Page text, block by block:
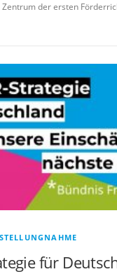
der ersten
STELLUNGNAHME
für